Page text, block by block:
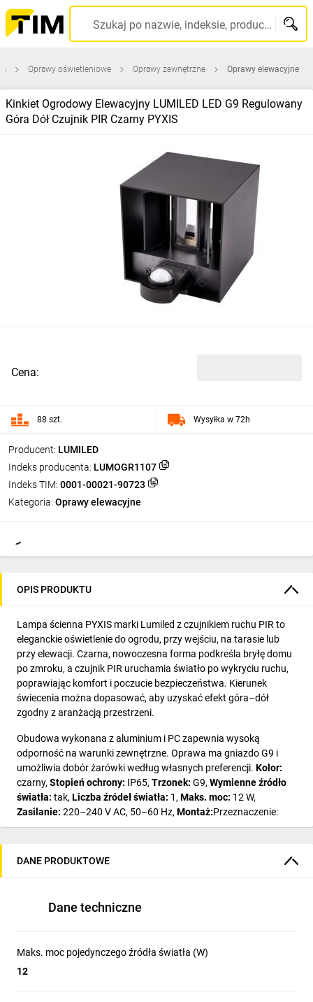
Szukaj po nazwie, indeksie, producencie, kodzie kreskowym...
Oprawy oświetleniowe Oprawy zewnętrzne Oprawy elewacyjne
Kinkiet Ogrodowy Elewacyjny LUMILED LED G9 Regulowany
Góra Dół Czujnik PIR Czarny PYXIS
Producent: LUMILED
Indeks producenta: LUMOGR1107
Indeks TIM: 0001-00021-90723
Kategoria: Oprawy elewacyjne
Cena:
88 szt. Wysyłka w 72h
OPIS PRODUKTU
Lampa ścienna PYXIS marki Lumiled z czujnikiem ruchu PIR to
eleganckie oświetlenie do ogrodu, przy wejściu, na tarasie lub
przy elewacji. Czarna, nowoczesna forma podkreśla bryłę domu
po zmroku, a czujnik PIR uruchamia światło po wykryciu ruchu,
poprawiając komfort i poczucie bezpieczeństwa. Kierunek
świecenia można dopasować, aby uzyskać efekt góra–dół
zgodny z aranżacją przestrzeni.
Obudowa wykonana z aluminium i PC zapewnia wysoką
odporność na warunki zewnętrzne. Oprawa ma gniazdo G9 i
umożliwia dobór żarówki według własnych preferencji. Kolor:
czarny, Stopień ochrony: IP65, Trzonek: G9, Wymienne źródło
światła: tak, Liczba źródeł światła: 1, Maks. moc: 12 W,
Zasilanie: 220–240 V AC, 50–60 Hz, Montaż:Przeznaczenie:
Korzyści z
zastosowania
naszego produktu:
DANE PRODUKTOWE
Dane techniczne
Maks. moc pojedynczego źródła światła (W)
12